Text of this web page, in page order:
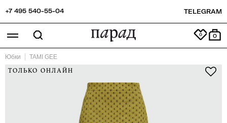
+7 495 540-55-04 TELEGRAM
0
Юбки TAMI GEE
ТОЛЬКО ОНЛАЙН